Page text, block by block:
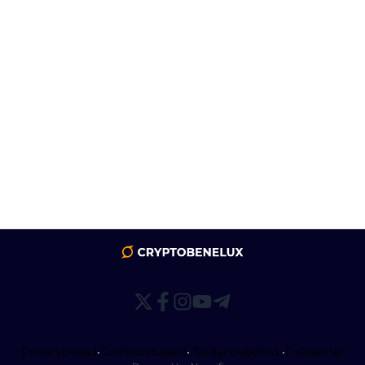
Privacybeleid•Correctiebeleid• Redactiebeleid •Disclaimer